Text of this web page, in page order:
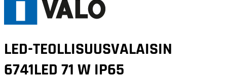
LED-TEOLLISUUSVALAISIN
6741LED 71 W IP65